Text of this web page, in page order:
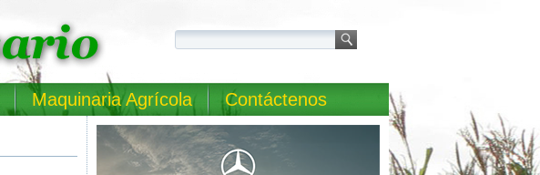
Maquinaria Agrícola Contáctenos